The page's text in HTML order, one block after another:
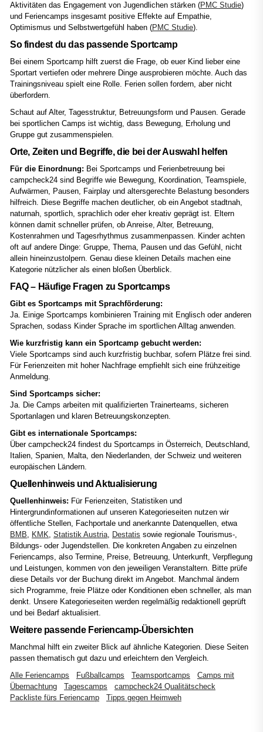
Aktivitäten das Engagement von Jugendlichen stärken (PMC Studie)
und Feriencamps insgesamt positive Effekte auf Empathie,
Optimismus und Selbstwertgefühl haben (PMC Studie).
So findest du das passende Sportcamp
Bei einem Sportcamp hilft zuerst die Frage, ob euer Kind lieber eine
Sportart vertiefen oder mehrere Dinge ausprobieren möchte. Auch das
Trainingsniveau spielt eine Rolle. Ferien sollen fordern, aber nicht
überfordern.
Schaut auf Alter, Tagesstruktur, Betreuungsform und Pausen. Gerade
bei sportlichen Camps ist wichtig, dass Bewegung, Erholung und
Gruppe gut zusammenspielen.
Orte, Zeiten und Begriffe, die bei der Auswahl helfen
Für die Einordnung: Bei Sportcamps und Ferienbetreuung bei
campcheck24 sind Begriffe wie Bewegung, Koordination, Teamspiele,
Aufwärmen, Pausen, Fairplay und altersgerechte Belastung besonders
hilfreich. Diese Begriffe machen deutlicher, ob ein Angebot stadtnah,
naturnah, sportlich, sprachlich oder eher kreativ geprägt ist. Eltern
können damit schneller prüfen, ob Anreise, Alter, Betreuung,
Kostenrahmen und Tagesrhythmus zusammenpassen. Kinder achten
oft auf andere Dinge: Gruppe, Thema, Pausen und das Gefühl, nicht
allein hineinzustolpern. Genau diese kleinen Details machen eine
Kategorie nützlicher als einen bloßen Überblick.
FAQ – Häufige Fragen zu Sportcamps
Gibt es Sportcamps mit Sprachförderung:
Ja. Einige Sportcamps kombinieren Training mit Englisch oder anderen
Sprachen, sodass Kinder Sprache im sportlichen Alltag anwenden.
Wie kurzfristig kann ein Sportcamp gebucht werden:
Viele Sportcamps sind auch kurzfristig buchbar, sofern Plätze frei sind.
Für Ferienzeiten mit hoher Nachfrage empfiehlt sich eine frühzeitige
Anmeldung.
Sind Sportcamps sicher:
Ja. Die Camps arbeiten mit qualifizierten Trainerteams, sicheren
Sportanlagen und klaren Betreuungskonzepten.
Gibt es internationale Sportcamps:
Über campcheck24 findest du Sportcamps in Österreich, Deutschland,
Italien, Spanien, Malta, den Niederlanden, der Schweiz und weiteren
europäischen Ländern.
Quellenhinweis und Aktualisierung
Quellenhinweis: Für Ferienzeiten, Statistiken und
Hintergrundinformationen auf unseren Kategorieseiten nutzen wir
öffentliche Stellen, Fachportale und anerkannte Datenquellen, etwa
BMB, KMK, Statistik Austria, Destatis sowie regionale Tourismus-,
Bildungs- oder Jugendstellen. Die konkreten Angaben zu einzelnen
Feriencamps, also Termine, Preise, Betreuung, Unterkunft, Verpflegung
und Leistungen, kommen von den jeweiligen Veranstaltern. Bitte prüfe
diese Details vor der Buchung direkt im Angebot. Manchmal ändern
sich Programme, freie Plätze oder Konditionen eben schneller, als man
denkt. Unsere Kategorieseiten werden regelmäßig redaktionell geprüft
und bei Bedarf aktualisiert.
Weitere passende Feriencamp-Übersichten
Manchmal hilft ein zweiter Blick auf ähnliche Kategorien. Diese Seiten
passen thematisch gut dazu und erleichtern den Vergleich.
Alle Feriencamps
Fußballcamps Teamsportcamps
Camps mit
Übernachtung
Tagescamps
campcheck24 Qualitätscheck
Packliste fürs Feriencamp
Tipps gegen Heimweh